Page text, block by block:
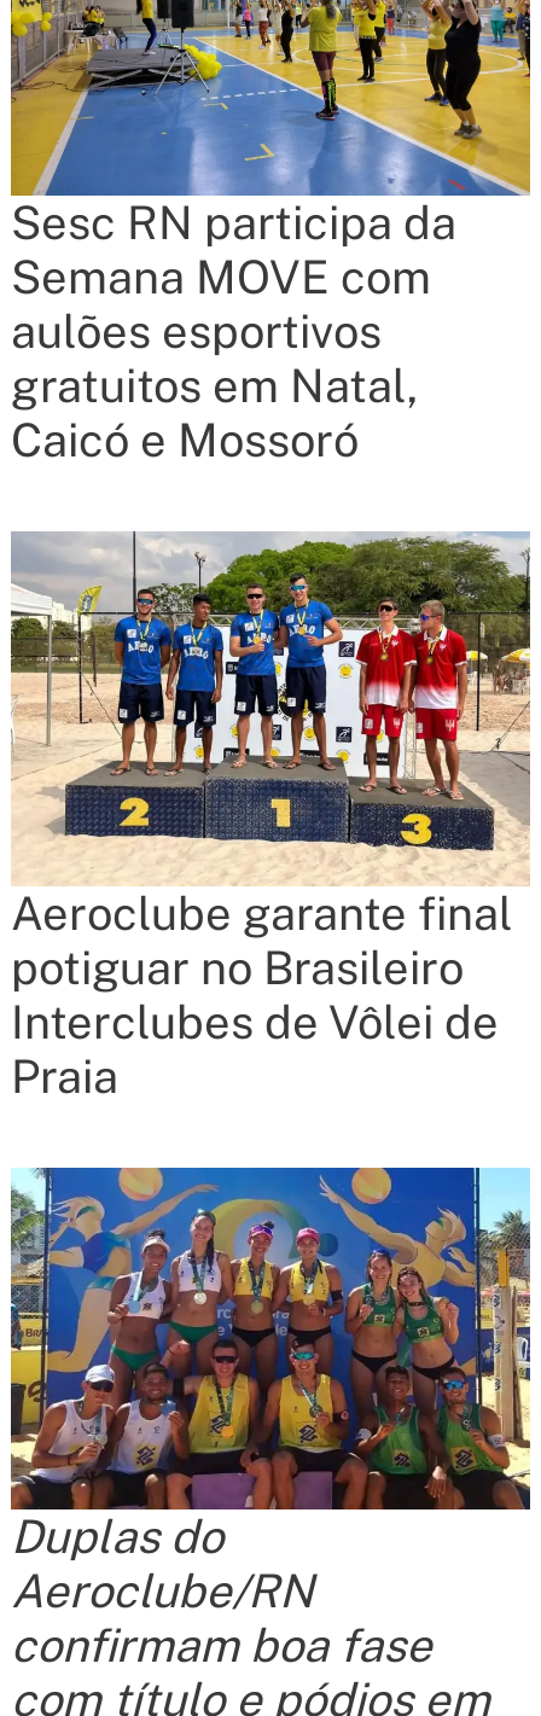
Sesc RN participa da
Semana MOVE com
aulões esportivos
gratuitos em Natal,
Caicó e Mossoró
Aeroclube garante final
potiguar no Brasileiro
Interclubes de Vôlei de
Praia
Duplas do
Aeroclube/RN
confirmam boa fase
com título e pódios em